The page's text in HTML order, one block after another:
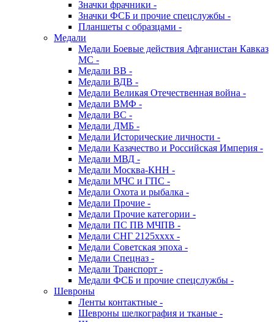
Значки фрачники -
Значки ФСБ и прочие спецслужбы -
Планшеты с образцами -
Медали
Медали Боевые действия Афганистан Кавказ
МС -
Медали ВВ -
Медали ВДВ -
Медали Великая Отечественная война -
Медали ВМФ -
Медали ВС -
Медали ДМБ -
Медали Исторические личности -
Медали Казачество и Российская Империя -
Медали МВД -
Медали Москва-КНН -
Медали МЧС и ГПС -
Медали Охота и рыбалка -
Медали Прочие -
Медали Прочие категории -
Медали ПС ПВ МЧПВ -
Медали СНГ 2125хххх -
Медали Советская эпоха -
Медали Спецназ -
Медали Транспорт -
Медали ФСБ и прочие спецслужбы -
Шевроны
Ленты контактные -
Шевроны шелкография и тканые -